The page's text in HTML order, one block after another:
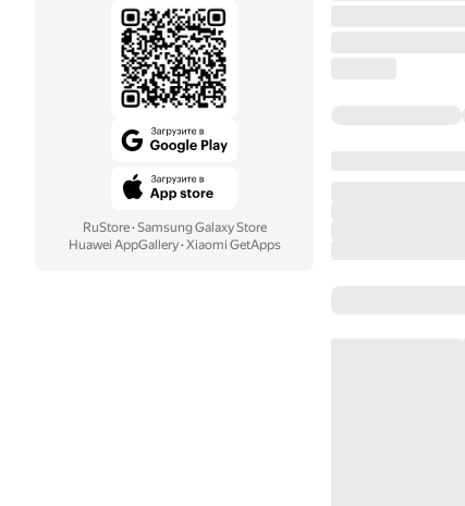
RuStore· Samsung Galaxy Store
Huawei AppGallery· Xiaomi GetApps